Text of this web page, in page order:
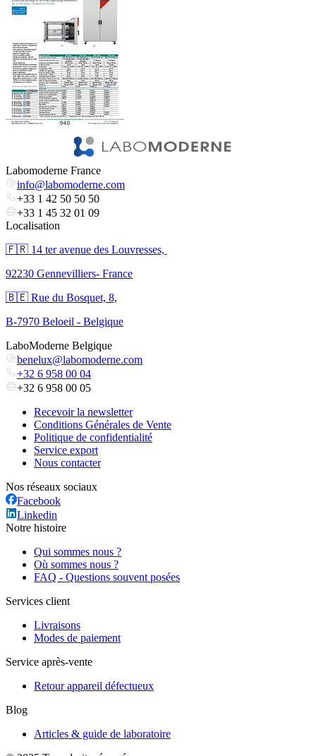
Labomoderne France
info@labomoderne.com
+33 1 42 50 50 50
+33 1 45 32 01 09
Localisation
🇫🇷 ​14 ter avenue des Louvresses,
92230 Gennevilliers- France
🇧🇪 Rue du Bosquet, 8,
B-7970 Beloeil - Belgique
LaboModerne Belgique
benelux@labomoderne.com
+32 6 958 00 04
+32 6 958 00 05
Recevoir la newsletter
Conditions Générales de Vente
Politique de confidentialité
Service export
Nous contacter
Nos réseaux sociaux
Facebook
Linkedin
Notre histoire
Qui sommes nous ?
Où sommes nous ?
FAQ - Questions souvent posées
Services client
Livraisons
Modes de paiement
Service après-vente
Retour appareil défectueux
Blog
Articles & guide de laboratoire